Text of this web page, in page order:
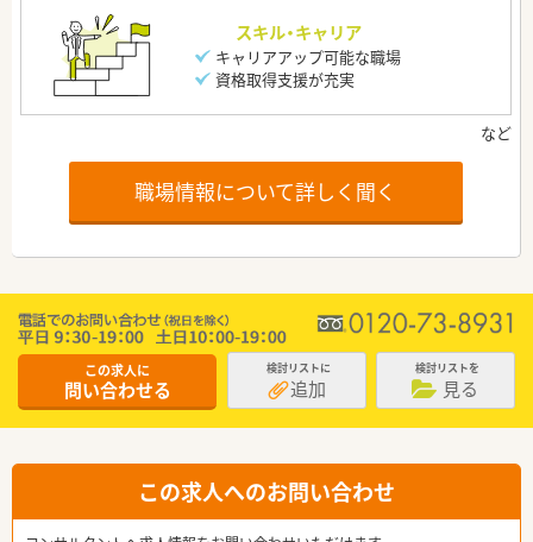
スキル・キャリア
キャリアアップ可能な職場
資格取得支援が充実
職場情報について詳しく聞く
この求人に
問い合わせる
検討リストに
追加
検討リストを
見る
この求人へのお問い合わせ